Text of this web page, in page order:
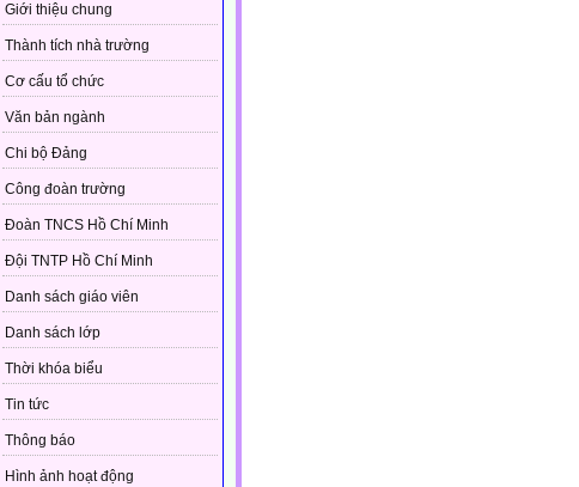
Giới thiệu chung
Thành tích nhà trường
Cơ cấu tổ chức
Văn bản ngành
Chi bộ Đảng
Công đoàn trường
Đoàn TNCS Hồ Chí Minh
Đội TNTP Hồ Chí Minh
Danh sách giáo viên
Danh sách lớp
Thời khóa biểu
Tin tức
Thông báo
Hình ảnh hoạt động